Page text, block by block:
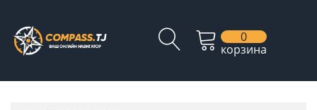
0
корзина